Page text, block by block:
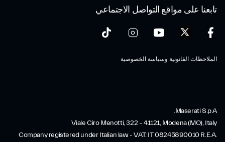
تابعنا على مواقع التواصل الاجتماعي
الملاحظات القانونية وسياسة الخصوصية
Maserati S.p.A.
Viale Ciro Menotti, 322 – 41121, Modena (MO), Italy
Company registered under Italian law - VAT: IT 08245890010 R.E.A.